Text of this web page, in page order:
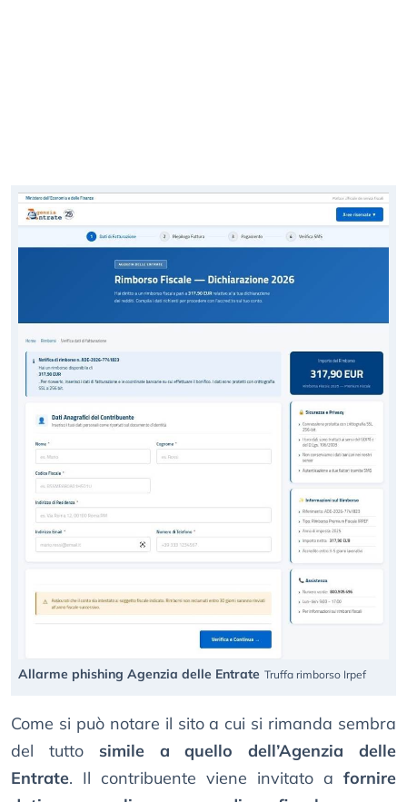
Allarme phishing Agenzia delle Entrate Truffa rimborso Irpef
Come si può notare il sito a cui si rimanda sembra
del tutto simile a quello dell’Agenzia delle
Entrate. Il contribuente viene invitato a fornire